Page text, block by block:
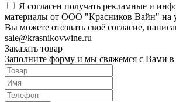
Я согласен получать рекламные и
материалы от ООО "Красников Вайн" на
Вы можете отозвать своё согласие,
sale@krasnikovwine.ru
Заказать товар
Заполните форму и мы свяжемся с Вами в